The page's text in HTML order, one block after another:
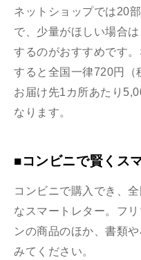
ネットショップでは20
で、少量がほしい場合
するのがおすすめです
すると全国一律720円（
お届け先1カ所あたり
なります。
■コンビニで賢くス
コンビニで購入でき、
なスマートレター。フ
ンの商品のほか、書類
みてください。